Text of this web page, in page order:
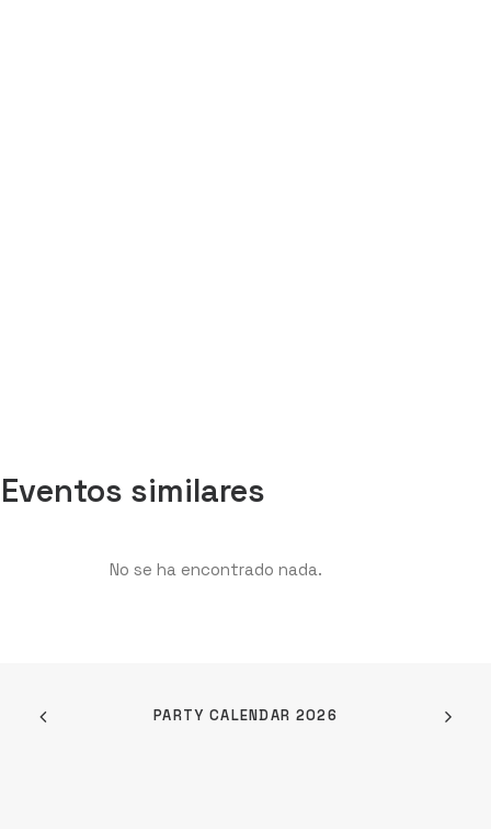
Eventos similares
No se ha encontrado nada.
PARTY CALENDAR 2026